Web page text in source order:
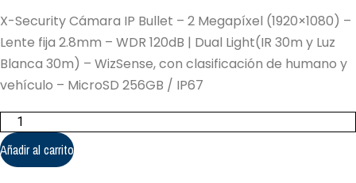
X-Security Cámara IP Bullet – 2 Megapíxel (1920×1080) –
Lente fija 2.8mm – WDR 120dB | Dual Light(IR 30m y Luz
Blanca 30m) – WizSense, con clasificación de humano y
vehículo – MicroSD 256GB / IP67
X-
Security
Cámara
IP
Bullet
Añadir al carrito